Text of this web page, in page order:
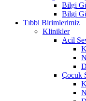
Bilgi
Bilgi
Tıbbi Birimlerimiz
Klinikler
Acil
Çocuk